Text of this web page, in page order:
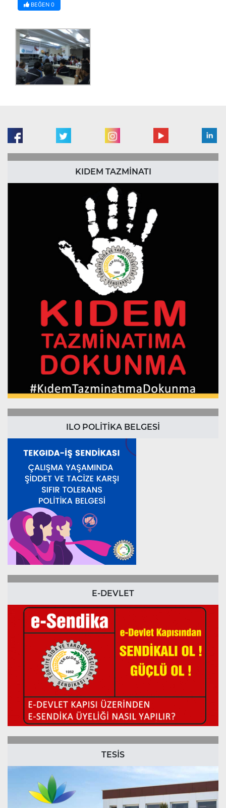
BEĞEN 0
KIDEM TAZMİNATI
ILO POLİTİKA BELGESİ
E-DEVLET
TESİS